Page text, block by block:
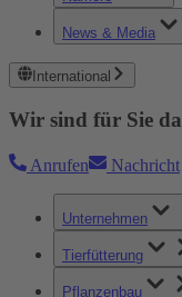
News & Media
International
Wir sind für Sie da
Anrufen Nachricht
Unternehmen
Tierfütterung
Pflanzenbau